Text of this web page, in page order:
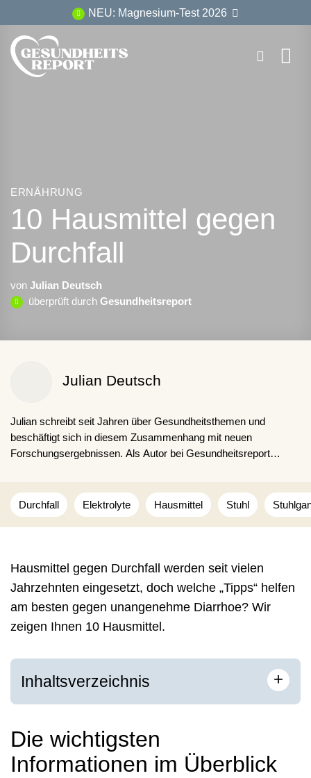
Inhalt
springen
NEU: Magnesium-Test 2026
ERNÄHRUNG
10 Hausmittel gegen
Durchfall
von Julian Deutsch
überprüft durch Gesundheitsreport
Julian Deutsch
Julian schreibt seit Jahren über Gesundheitsthemen und
beschäftigt sich in diesem Zusammenhang mit neuen
Forschungsergebnissen. Als Autor bei Gesundheitsreport
aktuelle Trends aufmerksam machen.
Durchfall Elektrolyte Hausmittel Stuhl
Hausmittel gegen Durchfall werden seit vielen
Jahrzehnten eingesetzt, doch welche „Tipps“ helfen
am besten gegen unangenehme Diarrhoe? Wir
zeigen Ihnen 10 Hausmittel.
Inhaltsverzeichnis +
Die wichtigsten
Informationen im Überblick